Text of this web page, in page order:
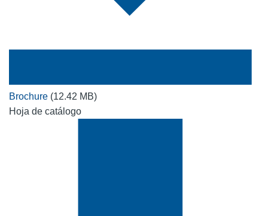
Brochure (12.42 MB)
Hoja de catálogo